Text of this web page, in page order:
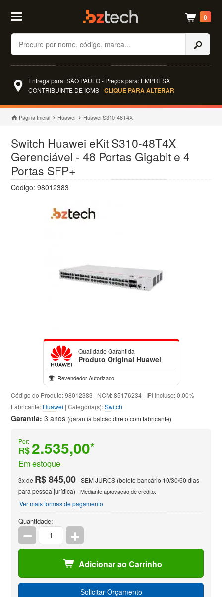
Buscar
0
Entrega para: SÃO PAULO - Preços para: EMPRESA
CONTRIBUINTE DE ICMS -CLIQUE PARA ALTERAR
Página Inicial Huawei Huawei S310-48T4X
Switch Huawei eKit S310-48T4X
Gerenciável - 48 Portas Gigabit e 4
Portas SFP+
Código: 98012383
Qualidade Garantida
Produto Original Huawei
Revendedor Autorizado
Código do Produto: 98012383 | NCM: 85176234 | IPI Incluso: 0,00%
Fabricante: Huawei | Categoria(s):Switch
Garantia:3 anos (garantia balcão direto com fabricante)
Por:
R$2.535,00*
Em estoque
3x de R$ 845,00- SEM JUROS (boleto bancário 10/30/60 dias
para pessoa jurídica) - Mediante aprovação de crédito.
Ver mais formas de pagamento
Quantidade:
Adicionar ao Carrinho
Solicitar Orçamento